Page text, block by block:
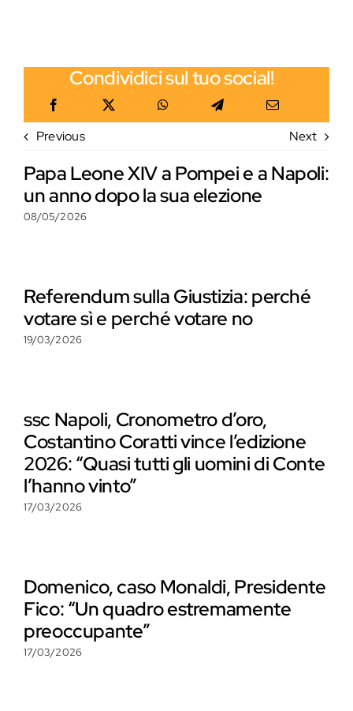
Condividici sul tuo social!
Previous Next
Papa Leone XIV a Pompei e a Napoli:
un anno dopo la sua elezione
08/05/2026
Referendum sulla Giustizia: perché
votare sì e perché votare no
19/03/2026
ssc Napoli, Cronometro d’oro,
Costantino Coratti vince l’edizione
2026: “Quasi tutti gli uomini di Conte
l’hanno vinto”
17/03/2026
Domenico, caso Monaldi, Presidente
Fico: “Un quadro estremamente
preoccupante”
17/03/2026